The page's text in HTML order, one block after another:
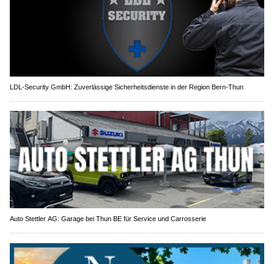
LDL-Security GmbH: Zuverlässige Sicherheitsdienste in der Region Bern-Thun
Auto Stettler AG: Garage bei Thun BE für Service und Carrosserie